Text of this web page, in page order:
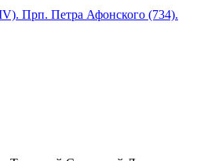
Прп. Петра Афонского (734).